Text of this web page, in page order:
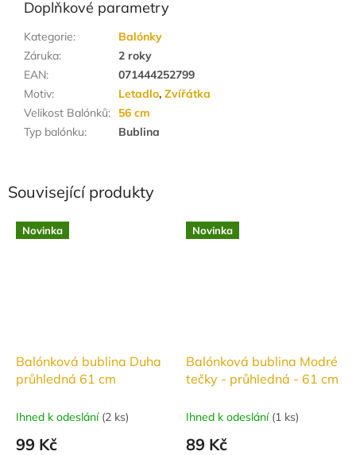
Související produkty
Novinka
Balónková bublina Duha
průhledná 61 cm
Ihned k odeslání (2 ks)
99 Kč
Novinka
Balónková bublina Modré
tečky - průhledná - 61 cm
Ihned k odeslání (1 ks)
89 Kč
Doplňkové parametry
Kategorie:
Balónky
Záruka:
2 roky
EAN:
071444252799
Motiv: Letadlo, Zvířátka
Velikost Balónků:
56 cm
Typ balónku: Bublina